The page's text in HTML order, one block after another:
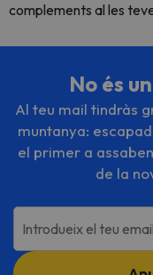
complements al les
No és
Al teu mail tindràs
muntanya:
el primer a
de la
Introdueix el teu email